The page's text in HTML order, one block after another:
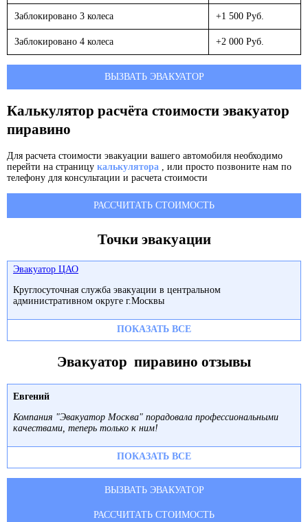
Заблокировано 3 колеса +1 500 Руб.
Заблокировано 4 колеса +2 000 Руб.
ВЫЗВАТЬ ЭВАКУАТОР
Калькулятор расчёта стоимости эвакуатор
пиравино
Для расчета стоимости эвакуации вашего автомобиля необходимо
перейти на страницу калькулятора , или просто позвоните нам по
телефону для консультации и расчета стоимости
РАССЧИТАТЬ СТОИМОСТЬ
Точки эвакуации
Эвакуатор ЦАО
Круглосуточная служба эвакуации в центральном
административном округе г.Москвы
ПОКАЗАТЬ ВСЕ
Эвакуатор пиравино отзывы
Евгений
Компания "Эвакуатор Москва" порадовала профессиональными
качествами, теперь только к ним!
ПОКАЗАТЬ ВСЕ
ВЫЗВАТЬ ЭВАКУАТОР
РАССЧИТАТЬ СТОИМОСТЬ